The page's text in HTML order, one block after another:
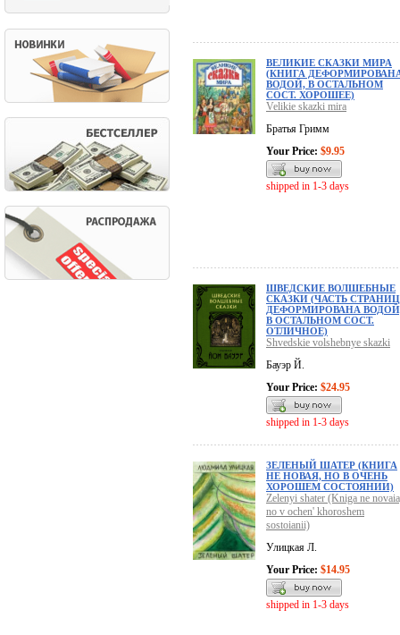
ВЕЛИКИЕ СКАЗКИ МИРА
(КНИГА
ВОДОЙ, В ОСТАЛЬНОМ
СОСТ. ХОРОШЕЕ)
Velikie skazki mira
Братья Гримм
Your Price: $9.95
shipped in 1-3 days
ШВЕДСКИЕ ВОЛШЕБНЫЕ
СКАЗКИ (ЧАСТЬ СТРАНИЦ
ДЕФОРМИРОВАНА
В ОСТАЛЬНОМ СОСТ.
ОТЛИЧНОЕ)
Shvedskie volshebnye skazki
Бауэр Й.
Your Price: $24.95
shipped in 1-3 days
ЗЕЛЕНЫЙ ШАТЕР (КНИГА
НЕ НОВАЯ, НО В ОЧЕНЬ
ХОРОШЕМ СОСТОЯНИИ)
Zelenyi shater (Kniga ne
no v ochen' khoroshem
sostoianii)
Улицкая Л.
Your Price: $14.95
shipped in 1-3 days